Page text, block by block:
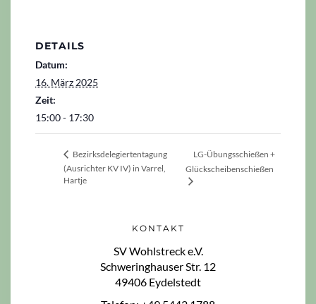
DETAILS
Datum:
16. März 2025
Zeit:
15:00 - 17:30
Bezirksdelegiertentagung
(Ausrichter KV IV) in Varrel,
Hartje
LG-Übungsschießen +
Glückscheibenschießen
KONTAKT
SV Wohlstreck e.V.
Schweringhauser Str. 12
49406 Eydelstedt